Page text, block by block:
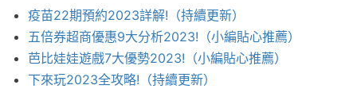
疫苗22期預約2023詳解!（持續更新）
五倍券超商優惠9大分析2023!（小編貼心推薦）
芭比娃娃遊戲7大優勢2023!（小編貼心推薦）
下來玩2023全攻略!（持續更新）